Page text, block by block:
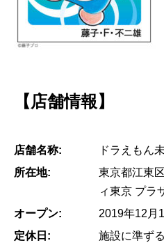
【店舗情報】
店舗名称:
ドラえもん
所在地:
東京都江東
ィ東京 プラ
オープン:
2019年12月
定休日:
施設に準ずる